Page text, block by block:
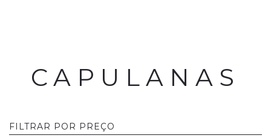
CAPULANAS
FILTRAR POR PREÇO